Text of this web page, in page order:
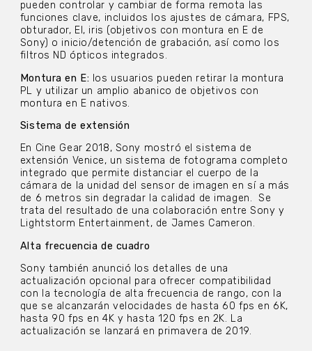
pueden controlar y cambiar de forma remota las
funciones clave, incluidos los ajustes de cámara, FPS,
obturador, EI, iris (objetivos con montura en E de
Sony) o inicio/detención de grabación, así como los
filtros ND ópticos integrados.
Montura en E: los usuarios pueden retirar la montura
PL y utilizar un amplio abanico de objetivos con
montura en E nativos.
Sistema de extensión
En Cine Gear 2018, Sony mostró el sistema de
extensión Venice, un sistema de fotograma completo
integrado que permite distanciar el cuerpo de la
cámara de la unidad del sensor de imagen en sí a más
de 6 metros sin degradar la calidad de imagen. Se
trata del resultado de una colaboración entre Sony y
Lightstorm Entertainment, de James Cameron.
Alta frecuencia de cuadro
Sony también anunció los detalles de una
actualización opcional para ofrecer compatibilidad
con la tecnología de alta frecuencia de rango, con la
que se alcanzarán velocidades de hasta 60 fps en 6K,
hasta 90 fps en 4K y hasta 120 fps en 2K. La
actualización se lanzará en primavera de 2019.